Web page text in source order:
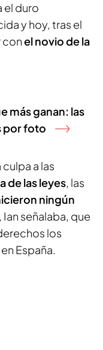
el duro
y hoy, tras el
conel novio de la
más ganan: las
por foto
a las
de las leyes, las
ningún
Ian señalaba, que
los
España.